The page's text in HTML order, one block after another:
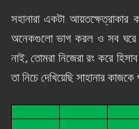
সহানারা একটা
অনেকগুলো ভাগ করল ও সব ঘরে
নাই, তোমরা নিজেরা রং করে
তা নিচে দেখিয়েছি সাহানার